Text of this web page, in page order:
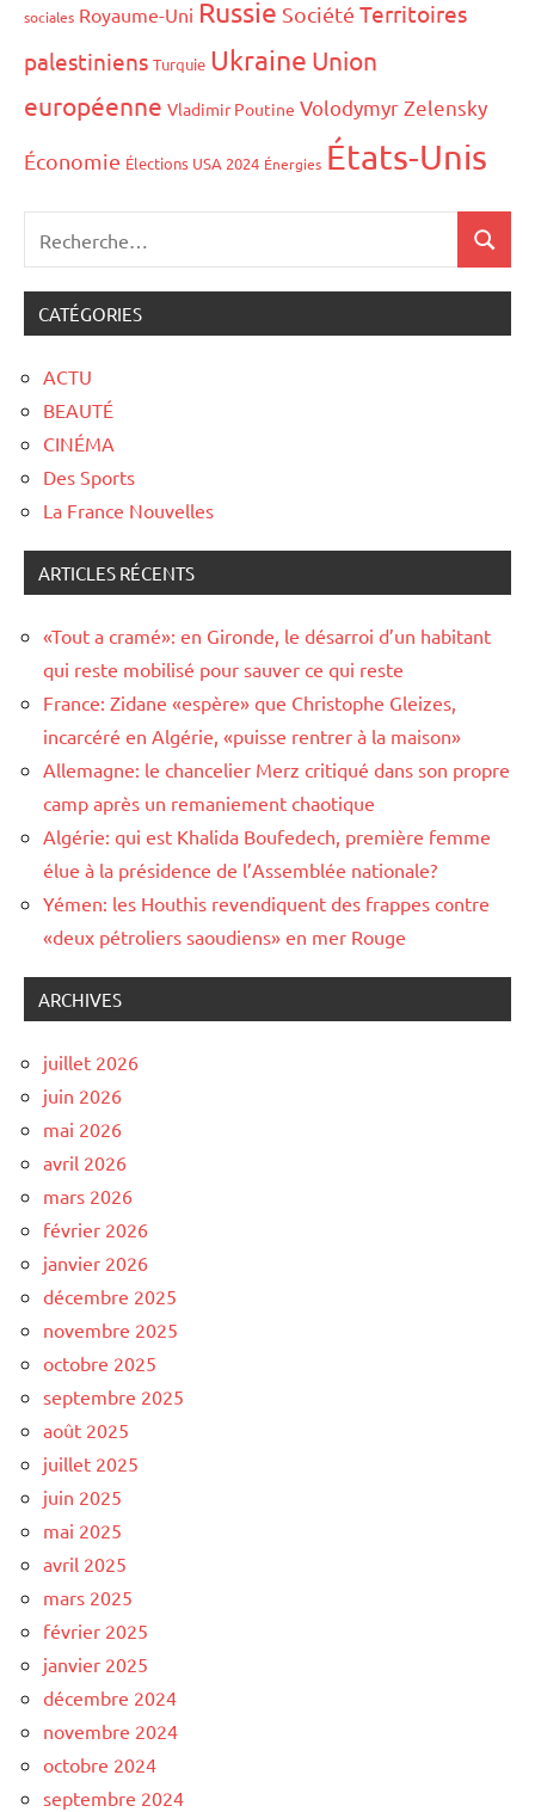
sociales Royaume-Uni Russie Société Territoires
palestiniens Turquie Ukraine Union
européenne Vladimir Poutine Volodymyr Zelensky
Économie Élections USA 2024 Énergies États-Unis
CATÉGORIES
ACTU
BEAUTÉ
CINÉMA
Des Sports
La France Nouvelles
ARTICLES RÉCENTS
«Tout a cramé»: en Gironde, le désarroi d’un habitant
qui reste mobilisé pour sauver ce qui reste
France: Zidane «espère» que Christophe Gleizes,
incarcéré en Algérie, «puisse rentrer à la maison»
Allemagne: le chancelier Merz critiqué dans son propre
camp après un remaniement chaotique
Algérie: qui est Khalida Boufedech, première femme
élue à la présidence de l’Assemblée nationale?
Yémen: les Houthis revendiquent des frappes contre
«deux pétroliers saoudiens» en mer Rouge
ARCHIVES
juillet 2026
juin 2026
mai 2026
avril 2026
mars 2026
février 2026
janvier 2026
décembre 2025
novembre 2025
octobre 2025
septembre 2025
août 2025
juillet 2025
juin 2025
mai 2025
avril 2025
mars 2025
février 2025
janvier 2025
décembre 2024
novembre 2024
octobre 2024
septembre 2024